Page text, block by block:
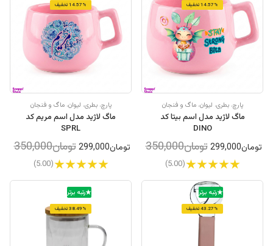
14.57% تخفیف
پارچ، بطری، لیوان، ماگ و فنجان
ماگ لاژید مدل اسم بیتا کد
DINO
تومان299,000 تومان350,000
(5.00)
14.57% تخفیف
پارچ، بطری، لیوان، ماگ و فنجان
ماگ لاژید مدل اسم مریم کد
SPRL
تومان299,000 تومان350,000
(5.00)
رتبه برتر
43.27% تخفیف
رتبه برتر
38.49% تخفیف